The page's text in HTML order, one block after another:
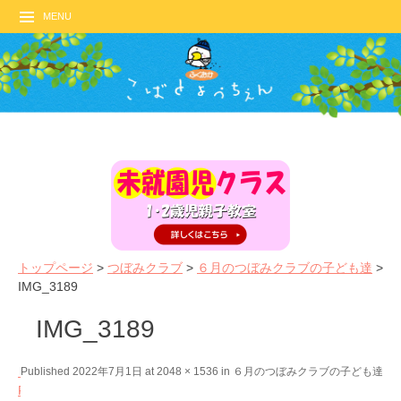
MENU
トップページ > つぼみクラブ > ６月のつぼみクラブの子ども達 >
IMG_3189
IMG_3189
Published 2022年7月1日 at 2048 × 1536 in ６月のつぼみクラブの子ども達
←
P
N
e